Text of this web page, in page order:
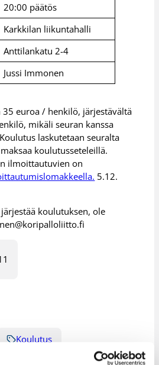
20:00 päätös
Karkkilan liikuntahalli
Anttilankatu 2-4
Jussi Immonen
euroa / henkilö, järjestävältä
mikäli seuran kanssa
laskutetaan seuralta
koulutusseteleillä.
ilmoittautuvien on
5.12.
koulutuksen, ole
Koulutus